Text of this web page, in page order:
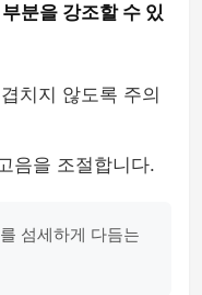
분을 강조할 수 있
치지 않도록 주의
음을 조절합니다.
섬세하게 다듬는